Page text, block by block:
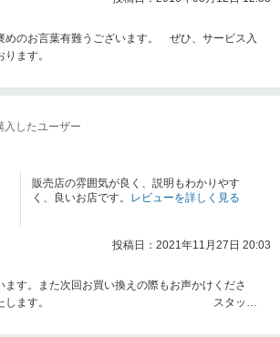
めのお言葉有難うございます。 ぜひ、サービス入
ます。
入したユーザー
販売店の雰囲気が良く、説明もわかりやす
く、良いお店です。 レビューを詳しく見る
投稿日：2021年11月27日 20:03
ます。また次回お買い換えの際もお声かけくださ
願いいたします。 スタッフ